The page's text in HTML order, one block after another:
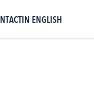
IN ENGLISH